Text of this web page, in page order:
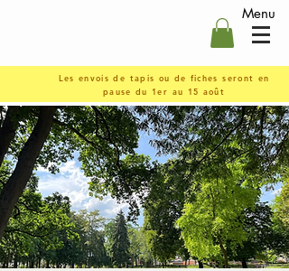
Menu
Les envois de tapis ou de fiches seront en
pause du 1er au 15 août